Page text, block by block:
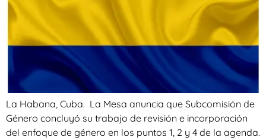
La Habana, Cuba. La Mesa anuncia que Subcomisión de
Género concluyó su trabajo de revisión e incorporación
del enfoque de género en los puntos 1, 2 y 4 de la agenda.